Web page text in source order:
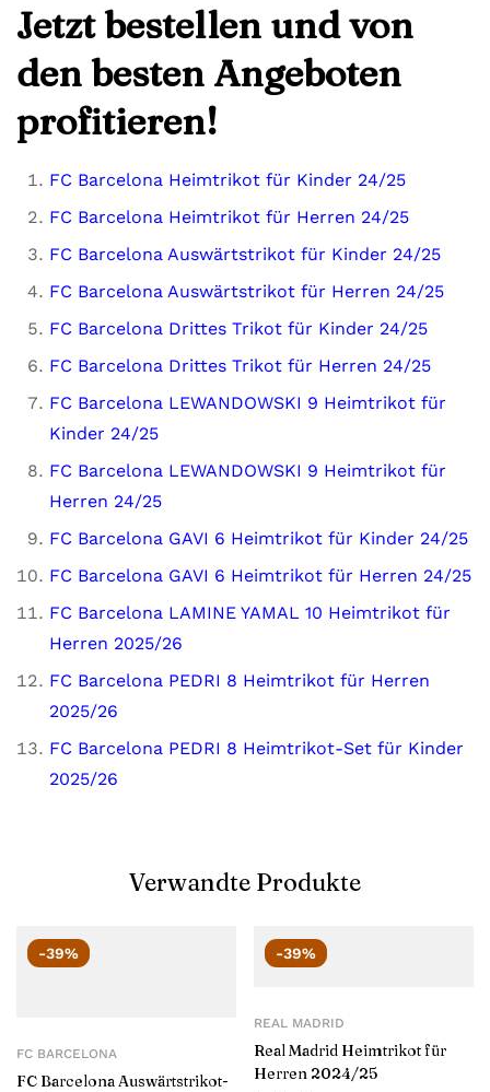
Jetzt bestellen und von
den besten Angeboten
profitieren!
FC Barcelona Heimtrikot für Kinder 24/25
FC Barcelona Heimtrikot für Herren 24/25
FC Barcelona Auswärtstrikot für Kinder 24/25
FC Barcelona Auswärtstrikot für Herren 24/25
FC Barcelona Drittes Trikot für Kinder 24/25
FC Barcelona Drittes Trikot für Herren 24/25
FC Barcelona LEWANDOWSKI 9 Heimtrikot für
Kinder 24/25
FC Barcelona LEWANDOWSKI 9 Heimtrikot für
Herren 24/25
FC Barcelona GAVI 6 Heimtrikot für Kinder 24/25
FC Barcelona GAVI 6 Heimtrikot für Herren 24/25
FC Barcelona LAMINE YAMAL 10 Heimtrikot für
Herren 2025/26
FC Barcelona PEDRI 8 Heimtrikot für Herren
2025/26
FC Barcelona PEDRI 8 Heimtrikot-Set für Kinder
2025/26
Verwandte Produkte
-39%
FC BARCELONA
FC Barcelona Auswärtstrikot-
-39%
REAL MADRID
Real Madrid Heimtrikot für
Herren 2024/25